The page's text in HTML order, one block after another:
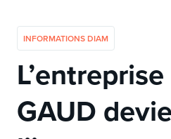
INFORMATIONS DIAM
GAUD